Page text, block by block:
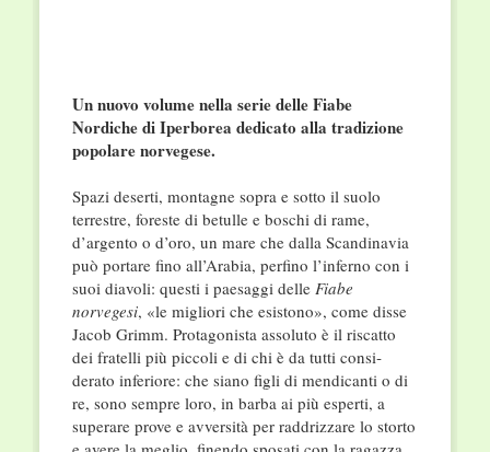
Un nuovo volume nella serie delle Fiabe
Nordiche di Iperborea dedicato alla tradizione
popolare norvegese.
Spazi deserti, montagne sopra e sotto il suolo
terrestre, foreste di betulle e boschi di rame,
d’argento o d’oro, un mare che dalla Scandinavia
può portare fino all’Arabia, perfino l’inferno con i
suoi diavoli: questi i paesaggi delle Fiabe
norvegesi, «le migliori che esistono», come disse
Jacob Grimm. Protagonista assoluto è il riscatto
dei fratelli più piccoli e di chi è da tutti consi­
derato inferiore: che siano figli di mendicanti o di
re, sono sempre loro, in barba ai più esperti, a
superare prove e avversità per raddrizzare lo storto